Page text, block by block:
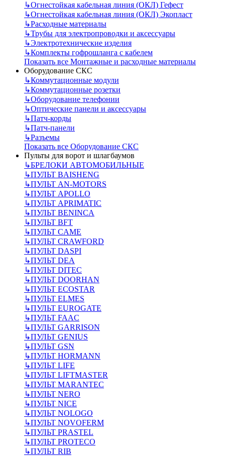
↳Огнестойкая кабельная линия (ОКЛ) Гефест
↳Огнестойкая кабельная линия (ОКЛ) Экопласт
↳Расходные материалы
↳Трубы для электропроводки и аксессуары
↳Электротехнические изделия
↳Комплекты гофрошланга с кабелем
Показать все Монтажные и расходные материалы
Оборудование СКС
↳Коммутационные модули
↳Коммутационные розетки
↳Оборудование телефонии
↳Оптические панели и аксессуары
↳Патч-корды
↳Патч-панели
↳Разъемы
Показать все Оборудование СКС
Пульты для ворот и шлагбаумов
↳БРЕЛОКИ АВТОМОБИЛЬНЫЕ
↳ПУЛЬТ BAISHENG
↳ПУЛЬТ AN-MOTORS
↳ПУЛЬТ APOLLO
↳ПУЛЬТ APRIMATIC
↳ПУЛЬТ BENINCA
↳ПУЛЬТ BFT
↳ПУЛЬТ CAME
↳ПУЛЬТ CRAWFORD
↳ПУЛЬТ DASPI
↳ПУЛЬТ DEA
↳ПУЛЬТ DITEC
↳ПУЛЬТ DOORHAN
↳ПУЛЬТ ECOSTAR
↳ПУЛЬТ ELMES
↳ПУЛЬТ EUROGATE
↳ПУЛЬТ FAAC
↳ПУЛЬТ GARRISON
↳ПУЛЬТ GENIUS
↳ПУЛЬТ GSN
↳ПУЛЬТ HORMANN
↳ПУЛЬТ LIFE
↳ПУЛЬТ LIFTMASTER
↳ПУЛЬТ MARANTEC
↳ПУЛЬТ NERO
↳ПУЛЬТ NICE
↳ПУЛЬТ NOLOGO
↳ПУЛЬТ NOVOFERM
↳ПУЛЬТ PRASTEL
↳ПУЛЬТ PROTECO
↳ПУЛЬТ RIB